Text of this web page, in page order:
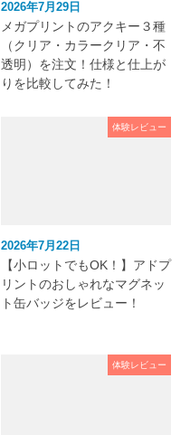
2026年7月29日
メガプリントのアクキー３種
（クリア・カラークリア・不
透明）を注文！仕様と仕上が
りを比較してみた！
体験レビュー
2026年7月22日
【小ロットでもOK！】アドプ
リントのおしゃれなマグネッ
ト缶バッジをレビュー！
体験レビュー